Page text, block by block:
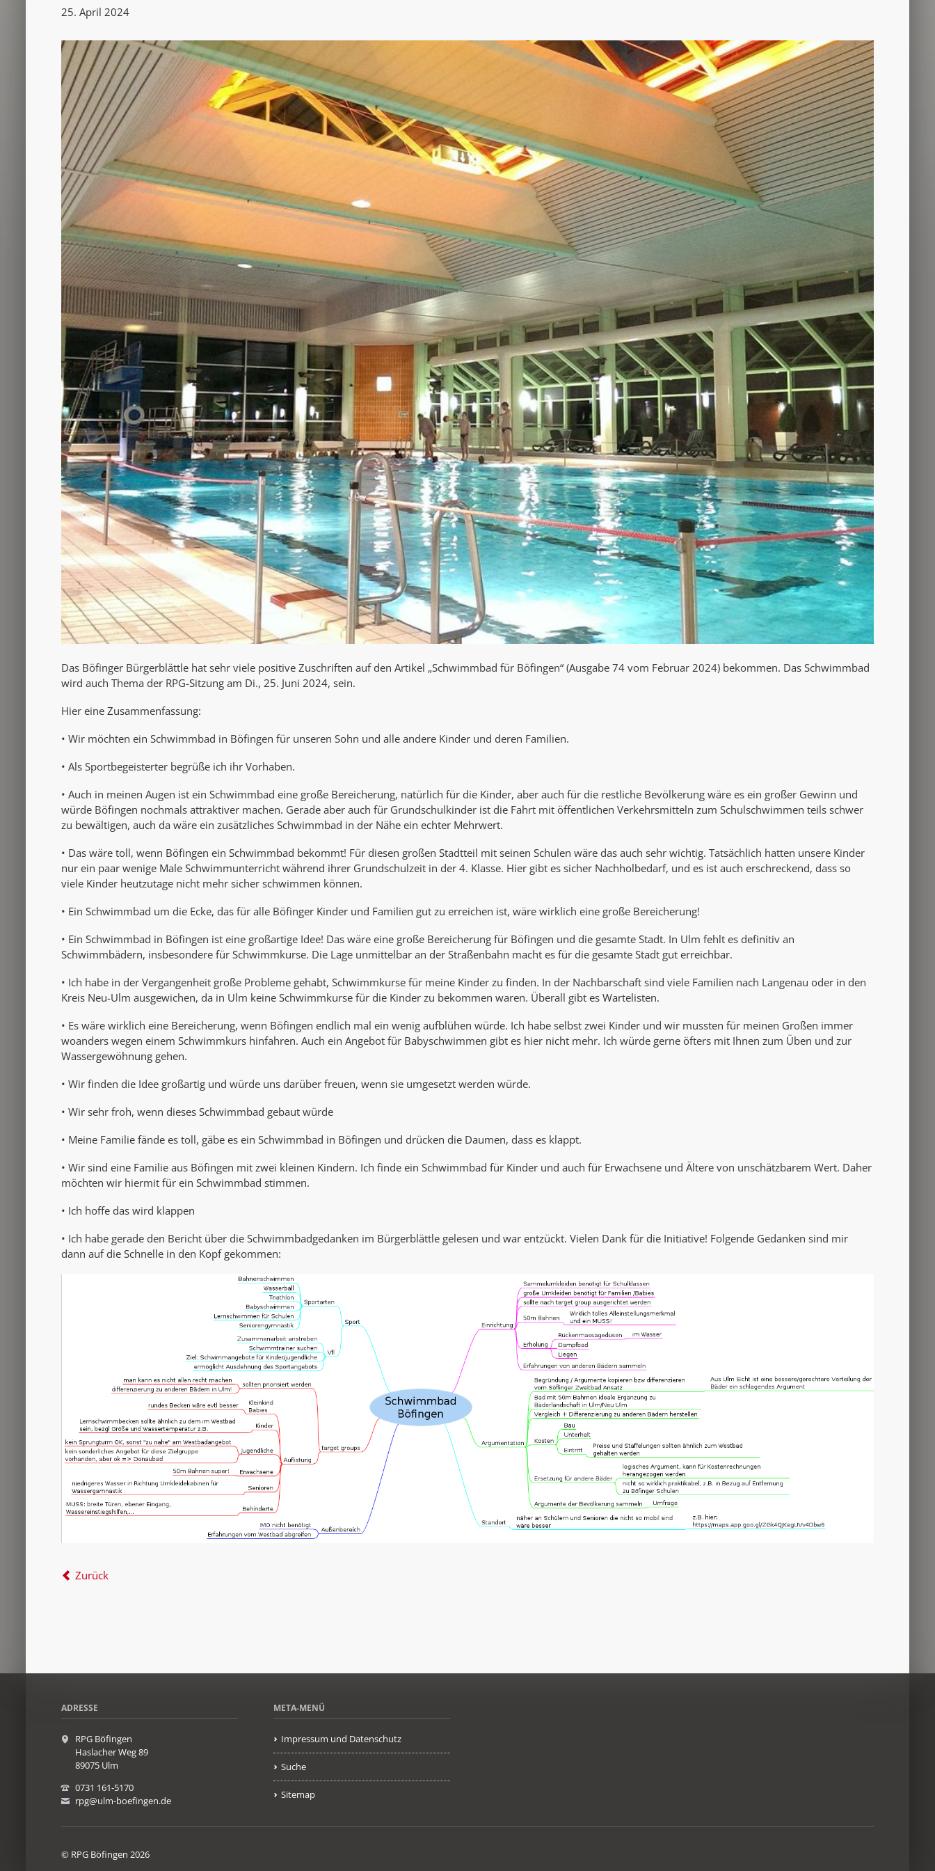
25. April 2024
Das Böfinger Bürgerblättle hat sehr viele positive Zuschriften auf den Artikel „Schwimmbad für Böfingen“ (Ausgabe 74 vom Februar 2024) bekommen. Das Schwimmbad
wird auch Thema der RPG-Sitzung am Di., 25. Juni 2024, sein.
Hier eine Zusammenfassung:
• Wir möchten ein Schwimmbad in Böfingen für unseren Sohn und alle andere Kinder und deren Familien.
• Als Sportbegeisterter begrüße ich ihr Vorhaben.
• Auch in meinen Augen ist ein Schwimmbad eine große Bereicherung, natürlich für die Kinder, aber auch für die restliche Bevölkerung wäre es ein großer Gewinn und
würde Böfingen nochmals attraktiver machen. Gerade aber auch für Grundschulkinder ist die Fahrt mit öffentlichen Verkehrsmitteln zum Schulschwimmen teils schwer
zu bewältigen, auch da wäre ein zusätzliches Schwimmbad in der Nähe ein echter Mehrwert.
• Das wäre toll, wenn Böfingen ein Schwimmbad bekommt! Für diesen großen Stadtteil mit seinen Schulen wäre das auch sehr wichtig. Tatsächlich hatten unsere Kinder
nur ein paar wenige Male Schwimmunterricht während ihrer Grundschulzeit in der 4. Klasse. Hier gibt es sicher Nachholbedarf, und es ist auch erschreckend, dass so
viele Kinder heutzutage nicht mehr sicher schwimmen können.
• Ein Schwimmbad um die Ecke, das für alle Böfinger Kinder und Familien gut zu erreichen ist, wäre wirklich eine große Bereicherung!
• Ein Schwimmbad in Böfingen ist eine großartige Idee! Das wäre eine große Bereicherung für Böfingen und die gesamte Stadt. In Ulm fehlt es definitiv an
Schwimmbädern, insbesondere für Schwimmkurse. Die Lage unmittelbar an der Straßenbahn macht es für die gesamte Stadt gut erreichbar.
• Ich habe in der Vergangenheit große Probleme gehabt, Schwimmkurse für meine Kinder zu finden. In der Nachbarschaft sind viele Familien nach Langenau oder in den
Kreis Neu-Ulm ausgewichen, da in Ulm keine Schwimmkurse für die Kinder zu bekommen waren. Überall gibt es Wartelisten.
• Es wäre wirklich eine Bereicherung, wenn Böfingen endlich mal ein wenig aufblühen würde. Ich habe selbst zwei Kinder und wir mussten für meinen Großen immer
woanders wegen einem Schwimmkurs hinfahren. Auch ein Angebot für Babyschwimmen gibt es hier nicht mehr. Ich würde gerne öfters mit Ihnen zum Üben und zur
Wassergewöhnung gehen.
• Wir finden die Idee großartig und würde uns darüber freuen, wenn sie umgesetzt werden würde.
• Wir sehr froh, wenn dieses Schwimmbad gebaut würde
• Meine Familie fände es toll, gäbe es ein Schwimmbad in Böfingen und drücken die Daumen, dass es klappt.
• Wir sind eine Familie aus Böfingen mit zwei kleinen Kindern. Ich finde ein Schwimmbad für Kinder und auch für Erwachsene und Ältere von unschätzbarem Wert. Daher
möchten wir hiermit für ein Schwimmbad stimmen.
• Ich hoffe das wird klappen
• Ich habe gerade den Bericht über die Schwimmbadgedanken im Bürgerblättle gelesen und war entzückt. Vielen Dank für die Initiative! Folgende Gedanken sind mir
dann auf die Schnelle in den Kopf gekommen:
Zurück
ADRESSE
RPG Böfingen
Haslacher Weg 89
89075 Ulm
0731 161-5170
rpg@ulm-boefingen.de
META-MENÜ
Impressum und Datenschutz
Suche
Sitemap
© RPG Böfingen 2026